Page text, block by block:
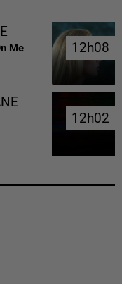
Me 12h08
12h08
12h02
12h02